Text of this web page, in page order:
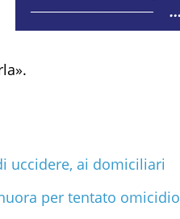
uccidere, ai domiciliari
per tentato omicidio